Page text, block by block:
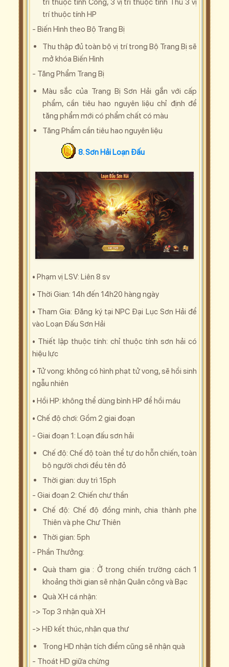
trí thuộc tính Công, 3 vị trí thuộc tính Thủ 3 vị
trí thuộc tính HP
- Biến Hình theo Bộ Trang Bị
Thu thập đủ toàn bộ vị trí trong Bộ Trang Bị sẽ
mở khóa Biến Hình
- Tăng Phẩm Trang Bị
Màu sắc của Trang Bị Sơn Hải gắn với cấp
phẩm, cần tiêu hao nguyên liệu chỉ định để
tăng phẩm mới có phẩm chất có màu
Tăng Phẩm cần tiêu hao nguyên liệu
8. Sơn Hải Loạn Đấu
• Phạm vị LSV: Liên 8 sv
• Thời Gian: 14h đến 14h20 hàng ngày
• Tham Gia: Đăng ký tại NPC Đại Lục Sơn Hải để
vào Loạn Đấu Sơn Hải
• Thiết lập thuộc tính: chỉ thuộc tính sơn hải có
hiệu lực
• Tử vong: không có hình phạt tử vong, sẽ hồi sinh
ngẫu nhiên
• Hồi HP: không thể dùng bình HP để hồi máu
• Chế độ chơi: Gồm 2 giai đoạn
- Giai đoạn 1: Loạn đấu sơn hải
Chế độ: Chế độ toàn thể tự do hỗn chiến, toàn
bộ người chơi đều tên đỏ
Thời gian: duy trì 15ph
- Giai đoạn 2: Chiến chư thần
Chế độ: Chế độ đồng minh, chia thành phe
Thiên và phe Chư Thiên
Thời gian: 5ph
- Phần Thưởng:
Quà tham gia : Ở trong chiến trường cách 1
khoảng thời gian sẽ nhận Quân công và Bạc
Quà XH cá nhận:
-> Top 3 nhận quà XH
-> HĐ kết thúc, nhận qua thư
Trong HD nhận tích điểm cũng sẽ nhận quà
- Thoát HD giữa chừng